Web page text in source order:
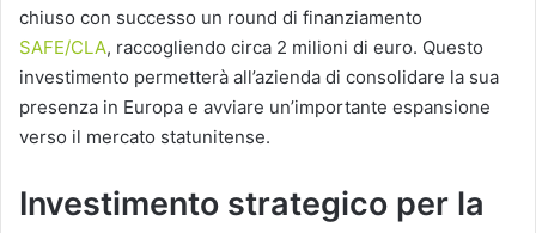
chiuso con successo un round di finanziamento
SAFE/CLA, raccogliendo circa 2 milioni di euro. Questo
investimento permetterà all’azienda di consolidare la sua
presenza in Europa e avviare un’importante espansione
verso il mercato statunitense.
Investimento strategico per la